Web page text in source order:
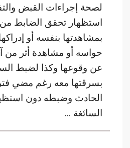
لصحة إجراءات القبض
استظهار تحقق الضابط
بمشاهدتها بنفسه أو
حواسه أو مشاهدة أثر من
عن وقوعها وكذا لضبط
بسرقتها معه رغم مضي
الحادث وضبطه دون
السائغة ...